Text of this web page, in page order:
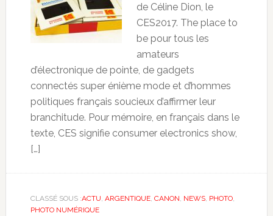
de Céline Dion, le
CES2017. The place to
be pour tous les
amateurs
d’électronique de pointe, de gadgets
connectés super énième mode et d’hommes
politiques français soucieux d’affirmer leur
branchitude. Pour mémoire, en français dans le
texte, CES signifie consumer electronics show,
[…]
CLASSÉ SOUS :ACTU ARGENTIQUE, CANON NEWS, PHOTO,
PHOTO NUMÉRIQUE